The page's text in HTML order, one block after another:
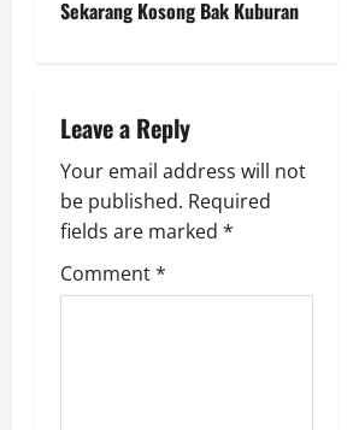
v
i
g
a
Sekarang Kosong Bak Kuburan
Leave a Reply
Your email address will not
be published. Required
fields are marked *
Comment*